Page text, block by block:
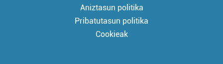
Aniztasun politika
Pribatutasun politika
Cookieak